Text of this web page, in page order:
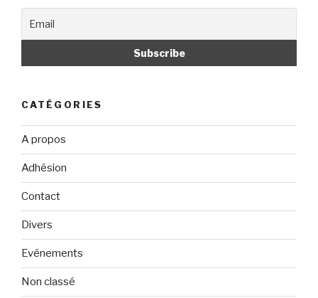
CATÉGORIES
A propos
Adhésion
Contact
Divers
Evénements
Non classé